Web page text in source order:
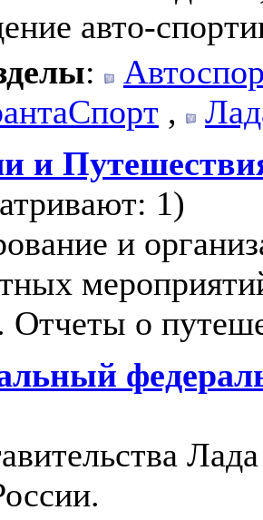
авто-
:
,
и
1)
и
Отчеты о